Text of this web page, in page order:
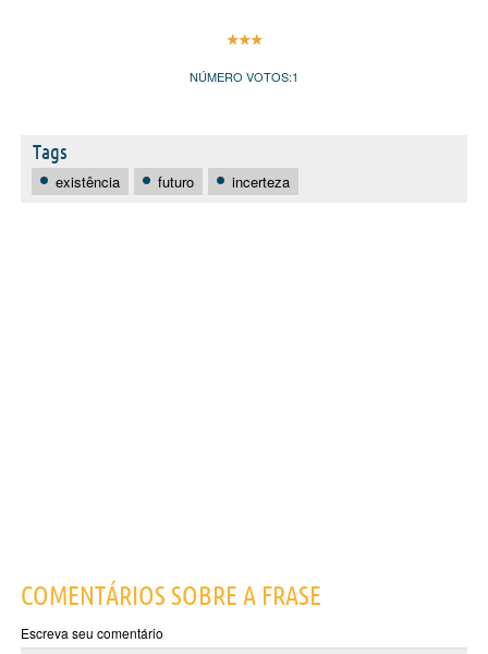
NÚMERO VOTOS:1
Tags
existência futuro incerteza
COMENTÁRIOS SOBRE A FRASE
Escreva seu comentário